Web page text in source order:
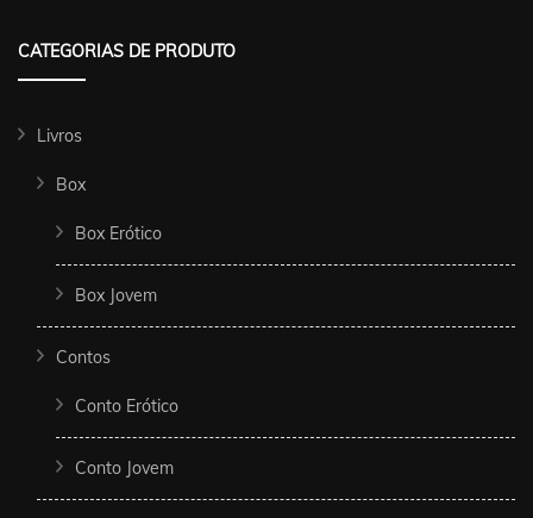
CATEGORIAS DE PRODUTO
Livros
Box
Box Erótico
Box Jovem
Contos
Conto Erótico
Conto Jovem